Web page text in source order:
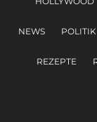
NEWS POLITIK
REZEPTE